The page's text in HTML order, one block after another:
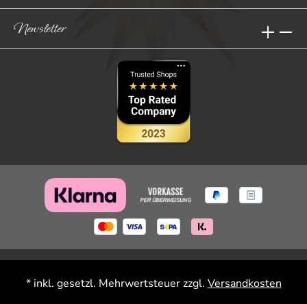
Newsletter
* inkl. gesetzl. Mehrwertsteuer zzgl. Versandkosten